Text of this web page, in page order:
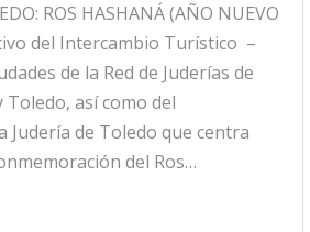
ROS HASHANÁ (AÑO NUEVO
del Intercambio Turístico –
de la Red de Juderías de
Toledo, así como del
Judería de Toledo que centra
del Ros…